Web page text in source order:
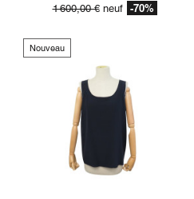
1 600,00 €neuf -70%
Nouveau